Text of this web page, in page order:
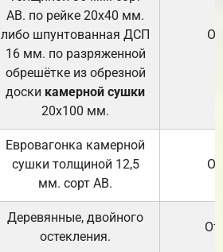
АВ. по рейке 20х40 мм.
либо шпунтованная ДСП
16 мм. по разряженной
обрешётке из обрезной
доски камерной сушки
20х100 мм.
Евровагонка камерной
сушки толщиной 12,5
мм. сорт АВ.
Деревянные, двойного
остекления.